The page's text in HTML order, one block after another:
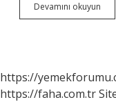
Devamını okuyun
Ne
https://
https://faha.com.tr